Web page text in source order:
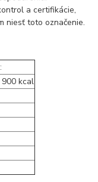
a certifikácie,
niesť toto označenie.
900 kcal